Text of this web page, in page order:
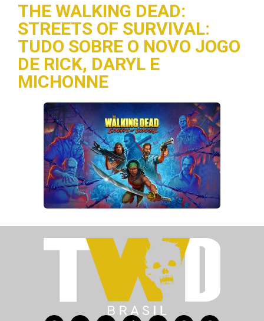
THE WALKING DEAD:
STREETS OF SURVIVAL:
TUDO SOBRE O NOVO JOGO
DE RICK, DARYL E
MICHONNE